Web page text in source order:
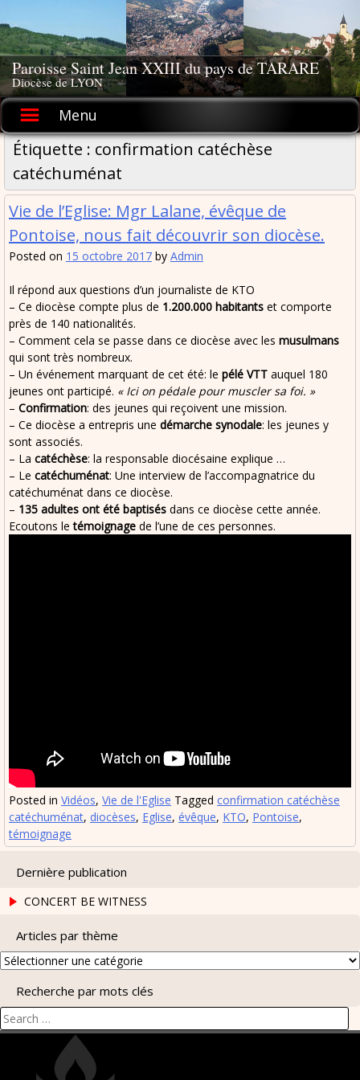
to
content
Paroisse Saint Jean XXIII du pays de TARARE
Diocèse de LYON
Menu
Étiquette : confirmation catéchèse
catéchuménat
Vie de l’Eglise: Mgr Lalane, évêque de
Pontoise, nous fait découvrir son diocèse.
Posted on 15 octobre 2017 by Admin
Il répond aux questions d’un journaliste de KTO
– Ce diocèse compte plus de 1.200.000 habitants et comporte
près de 140 nationalités.
– Comment cela se passe dans ce diocèse avec les musulmans
qui sont très nombreux.
– Un événement marquant de cet été: le pélé VTT auquel 180
jeunes ont participé. « Ici on pédale pour muscler sa foi. »
– Confirmation: des jeunes qui reçoivent une mission.
– Ce diocèse a entrepris une démarche synodale: les jeunes y
sont associés.
– La catéchèse: la responsable diocésaine explique …
– Le catéchuménat: Une interview de l’accompagnatrice du
catéchuménat dans ce diocèse.
– 135 adultes ont été baptisés dans ce diocèse cette année.
Ecoutons letémoignage de l’une de ces personnes.
Posted in Vidéos, Vie de l'Eglise Tagged confirmation catéchèse
catéchuménat, diocèses, Eglise, évêque, KTO, Pontoise,
témoignage
Dernière publication
CONCERT BE WITNESS
Articles par thème
Articles
thèmeRecherche par mots clés
Search
for: